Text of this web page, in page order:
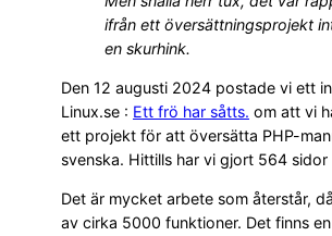
ifrån ett översättningsprojekt
en skurhink.
Den 12 augusti 2024 postade vi ett
Linux.se : Ett frö har såtts. om att vi
ett projekt för att översätta PHP-
svenska. Hittills har vi gjort 564 sidor
Det är mycket arbete som återstår,
av cirka 5000 funktioner. Det finns